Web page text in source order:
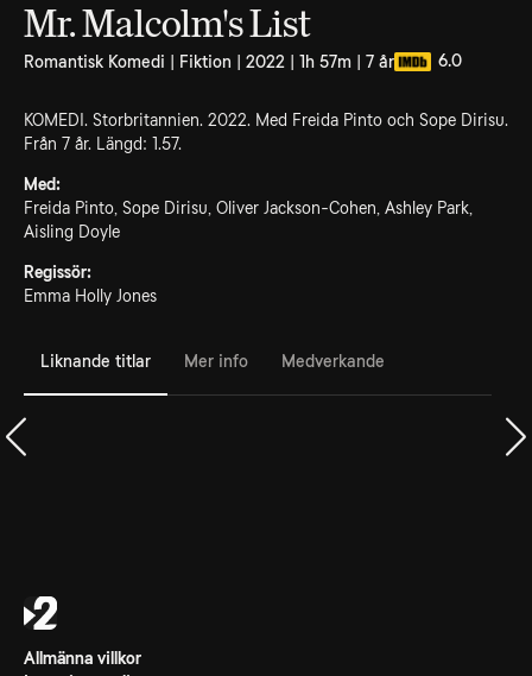
Mr. Malcolm's List
Romantisk Komedi | Fiktion | 2022 | 1h 57m | 7 år 6.0
KOMEDI. Storbritannien. 2022. Med Freida Pinto och Sope Dirisu.
Från 7 år. Längd: 1.57.
Med:
Freida Pinto, Sope Dirisu, Oliver Jackson-Cohen, Ashley Park,
Aisling Doyle
Regissör:
Emma Holly Jones
Liknande titlar Mer info Medverkande
Allmänna villkor